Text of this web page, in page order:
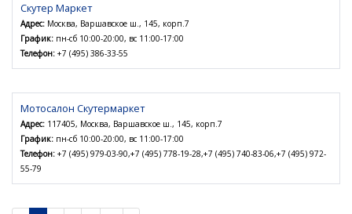
Скутер Маркет
Адрес: Москва, Варшавское ш., 145, корп.7
График: пн-сб 10:00-20:00, вс 11:00-17:00
Телефон: +7 (495) 386-33-55
Мотосалон Скутермаркет
Адрес: 117405, Москва, Варшавское ш., 145, корп.7
График: пн-сб 10:00-20:00, вс 11:00-17:00
Телефон: +7 (495) 979-03-90,+7 (495) 778-19-28,+7 (495) 740-83-06,+7 (495) 972-
55-79